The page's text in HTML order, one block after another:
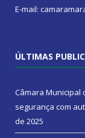
E-mail:
ÚLTIMAS
Câmara Municipal
segurança com
de 2025